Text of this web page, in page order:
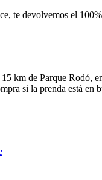
te devolvemos el
km de Parque Rodó,
si la prenda está en